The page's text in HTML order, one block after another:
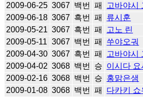
2009-06-25 3067 백번 패 고바야시
2009-06-18 3067 흑번 패 류시훈
2009-05-21 3067 흑번 패 고노 린
2009-05-11 3067 백번 패 쑤야오궈
2009-04-30 3067 흑번 패 고바야시
2009-04-02 3068 백번 승 이시다 요
2009-02-16 3068 백번 승 홍맑은샘
2009-01-08 3068 백번 패 다카키 쇼